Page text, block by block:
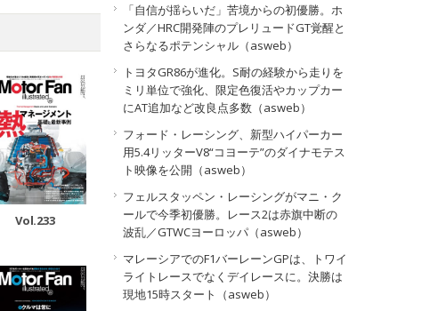
Vol.233
「自信が揺らいだ」苦境からの初優勝。ホ
ンダ／HRC開発陣のプレリュードGT覚醒と
さらなるポテンシャル（asweb）
トヨタGR86が進化。S耐の経験から走りを
ミリ単位で強化、限定色復活やカップカー
にAT追加など改良点多数（asweb）
フォード・レーシング、新型ハイパーカー
用5.4リッターV8“コヨーテ”のダイナモテス
ト映像を公開（asweb）
フェルスタッペン・レーシングがマニ・ク
ールで今季初優勝。レース2は赤旗中断の
波乱／GTWCヨーロッパ（asweb）
マレーシアでのF1バーレーンGPは、トワイ
ライトレースでなくデイレースに。決勝は
現地15時スタート（asweb）